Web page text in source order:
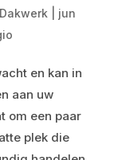
jun
en kan in
aan uw
om een paar
plek die